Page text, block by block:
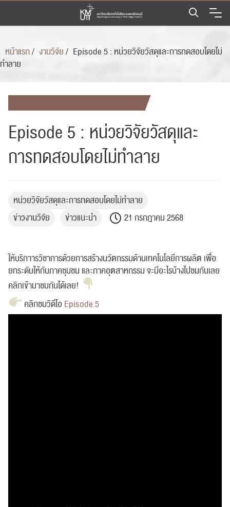
Skip
content
หน้าแรก/ งานวิจัย/ Episode 5 : หน่วยวิจัยวัสดุและการทดสอบโดยไม่
ทำลาย
Episode 5 : หน่วยวิจัยวัสดุและ
การทดสอบโดยไม่ทำลาย
หน่วยวิจัยวัสดุและการทดสอบโดยไม่ทำลาย
ข่าวงานวิจัย
ข่าวแนะนำ 21 กรกฎาคม 2568
ให้บริกาารวิชาการด้วยการสร้างนวัตกรรมด้านเทคโนโลยีการผลิต เพื่อ
ยกระดับให้กับภาคชุมชน และภาคอุตสาหกรรม จะมีอะไรบ้างไปชมกันเลย
คลิกเข้ามาชมกันได้เลย!
คลิกชมวิดีโอEpisode 5